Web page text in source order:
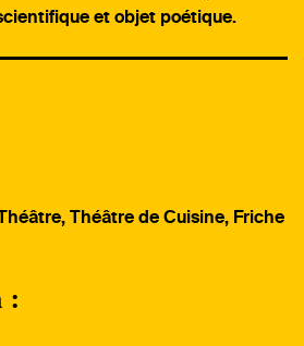
et objet poétique.
Théâtre de Cuisine, Friche
: